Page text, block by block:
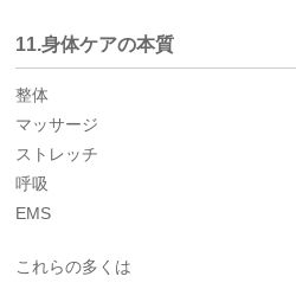
11.身体ケアの本質
整体
マッサージ
ストレッチ
呼吸
EMS
これらの多くは